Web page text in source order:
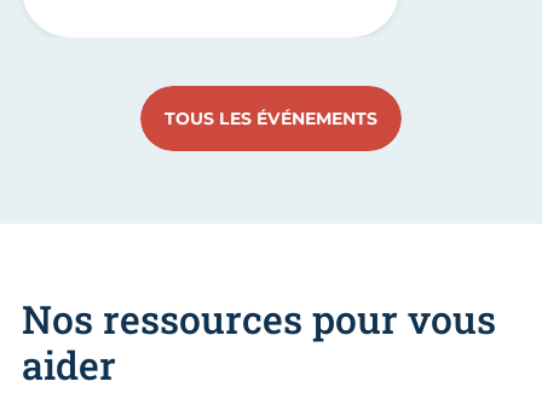
TOUS LES ÉVÉNEMENTS
Nos ressources pour vous
aider